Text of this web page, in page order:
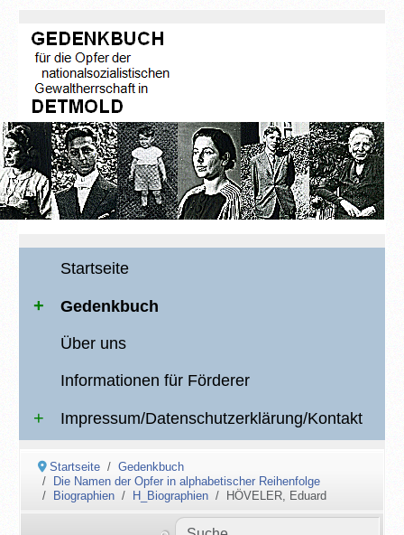
Startseite
Gedenkbuch
Über uns
Informationen für Förderer
Impressum/Datenschutzerklärung/Kontakt
Startseite
Gedenkbuch
Die Namen der Opfer in alphabetischer Reihenfolge
Biographien
H_Biographien HÖVELER, Eduard